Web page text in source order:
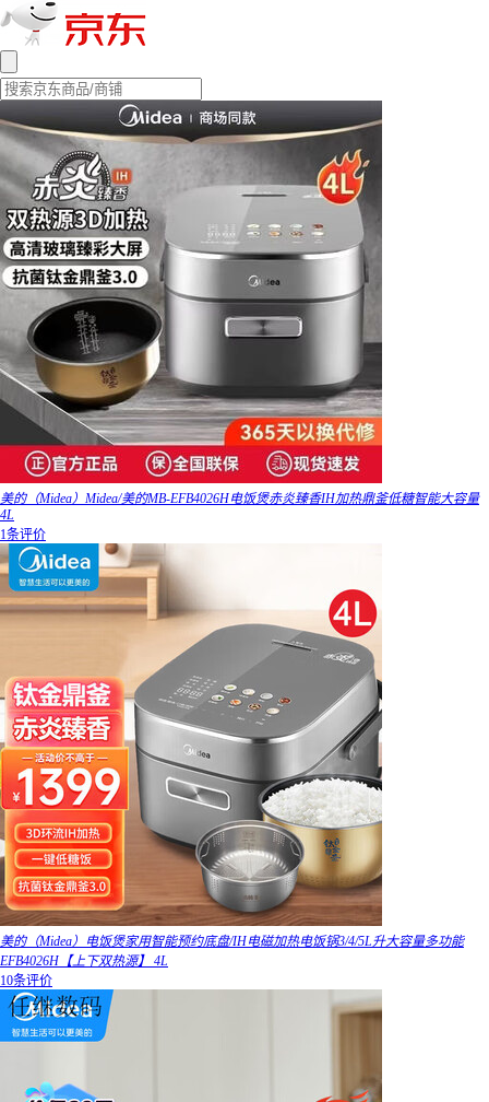
美的（Midea）Midea/美的MB-EFB4026H电饭煲赤炎臻香IH加热鼎釜低糖智能大容量
4L
1条评价
美的（Midea）电饭煲家用智能预约底盘/IH电磁加热电饭锅3/4/5L升大容量多功能
EFB4026H【上下双热源】 4L
10条评价